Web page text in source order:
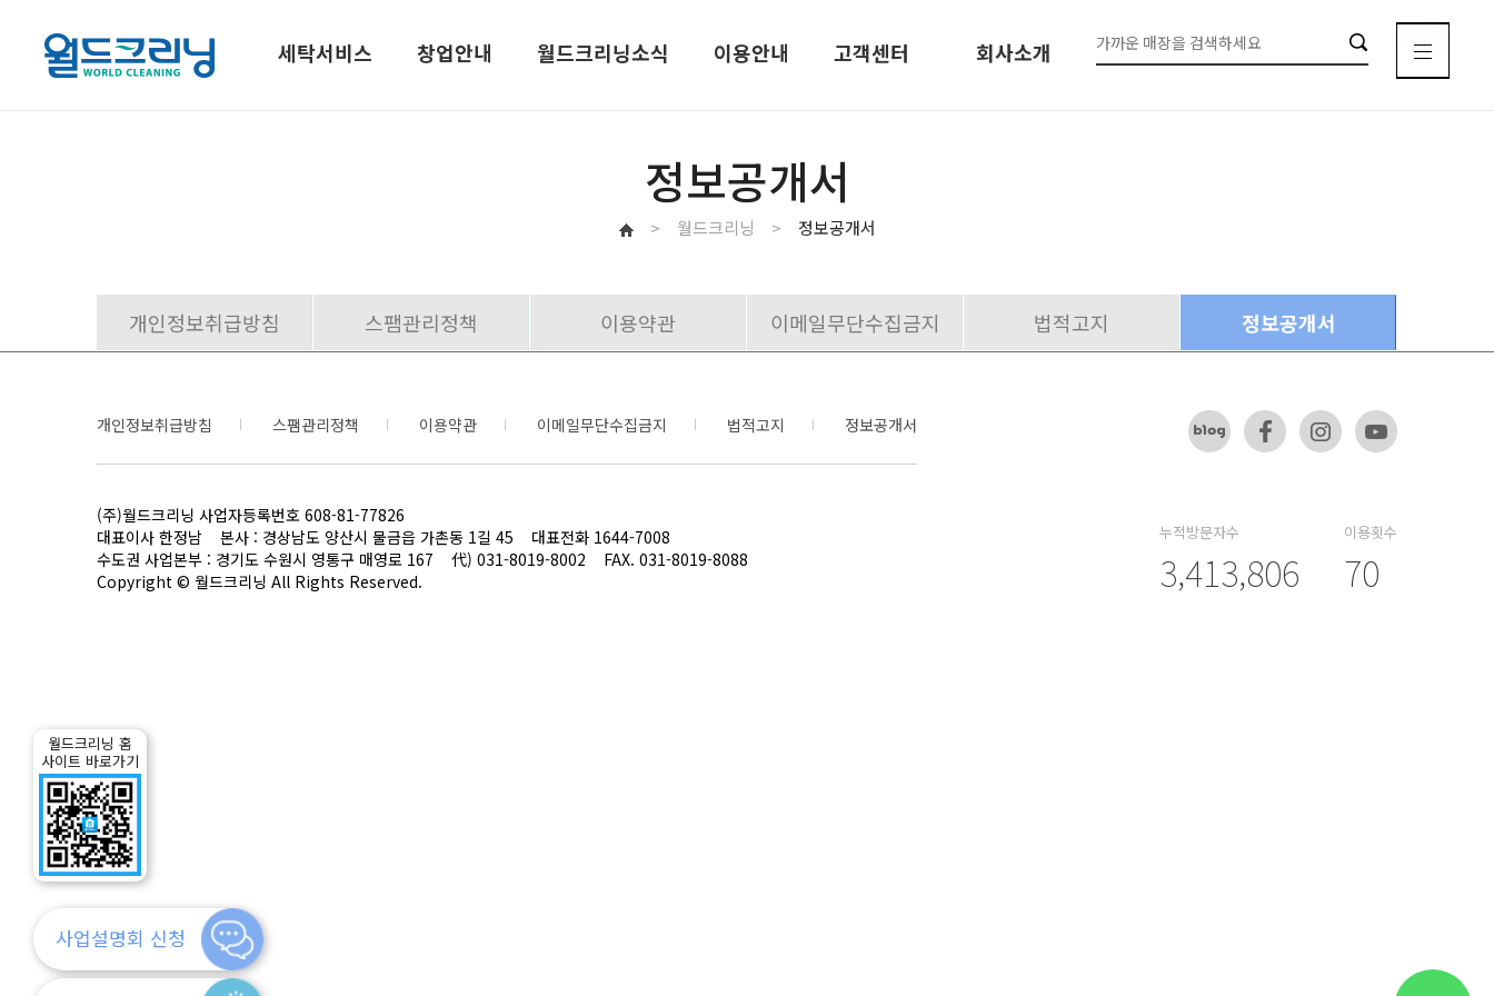
월드크리닝 홈
사이트 바로가기
사업설명회 신청
세탁서비스 창업안내 월드크리닝소식 이용안내 고객센터 회사소개
세탁서비스
세탁시스템
창업모델
경쟁력
지사현황
창업상담
월드크리닝 소식
월드스토리
이벤트
광고현황
월드크리닝사보
이용시간안내
자주하는 질문
고객의 소리
정보공개서
> 월드크리닝 > 정보공개서
개인정보취급방침 스팸관리정책 이용약관 이메일무단수집금지 법적고지 정보공개서
개인정보취급방침 스팸관리정책 이용약관 이메일무단수집금지 법적고지 정보공개서
(주)월드크리닝 사업자등록번호 608-81-77826
대표이사 한정남
본사 : 경상남도 양산시 물금읍 가촌동 1길 45
대표전화 1644-7008
수도권 사업본부 : 경기도 수원시 영통구 매영로 167
代) 031-8019-8002
FAX. 031-8019-8088
Copyright © 월드크리닝 All Rights Reserved.
누적방문자수
3,413,806
이용횟수
70